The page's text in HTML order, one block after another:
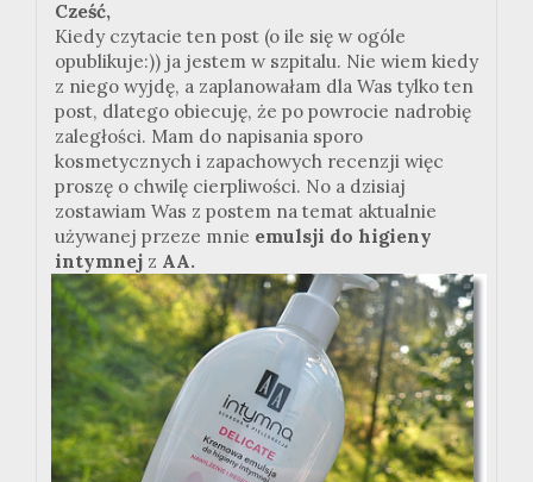
Cześć,
Kiedy czytacie ten post (o ile się w ogóle
opublikuje:)) ja jestem w szpitalu. Nie wiem kiedy
z niego wyjdę, a zaplanowałam dla Was tylko ten
post, dlatego obiecuję, że po powrocie nadrobię
zaległości. Mam do napisania sporo
kosmetycznych i zapachowych recenzji więc
proszę o chwilę cierpliwości. No a dzisiaj
zostawiam Was z postem na temat aktualnie
używanej przeze mnie emulsji do higieny
intymnej z AA.